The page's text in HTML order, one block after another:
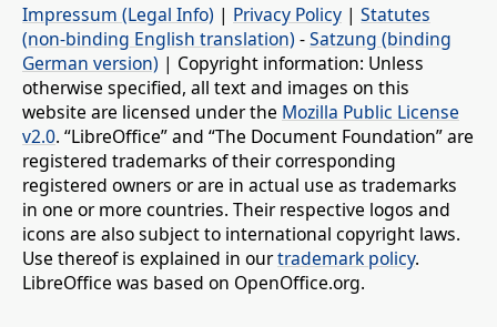
Impressum (Legal Info) | Privacy Policy | Statutes
(non-binding English translation) -Satzung (binding
German version) | Copyright information: Unless
otherwise specified, all text and images on this
website are licensed under the Mozilla Public License
v2.0. “LibreOffice” and “The Document Foundation” are
registered trademarks of their corresponding
registered owners or are in actual use as trademarks
in one or more countries. Their respective logos and
icons are also subject to international copyright laws.
Use thereof is explained in ourtrademark policy.
LibreOffice was based on OpenOffice.org.